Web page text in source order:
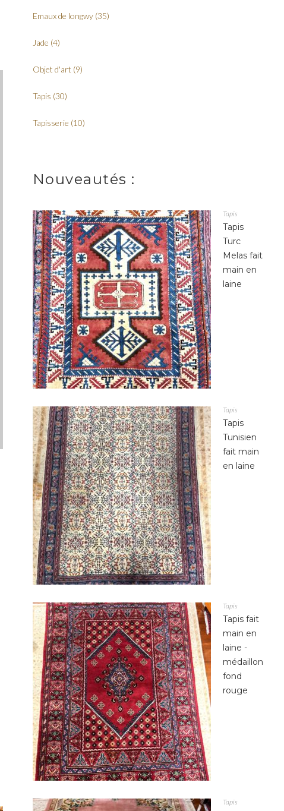
Emaux de longwy (35)
Jade (4)
Objet d'art (9)
Tapis (30)
Tapisserie (10)
Nouveautés :
Tapis
Tapis
Turc
Melas fait
main en
laine
Tapis
Tapis
Tunisien
fait main
en laine
Tapis
Tapis fait
main en
laine -
médaillon
fond
rouge
Tapis